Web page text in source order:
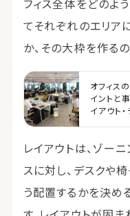
フィス全体をどのよ
てそれぞれのエリア
か、その大枠を作るの
オフィス
イントと
イアウト
レイアウトは、ゾー
スに対し、デスクや
う配置するかを決め